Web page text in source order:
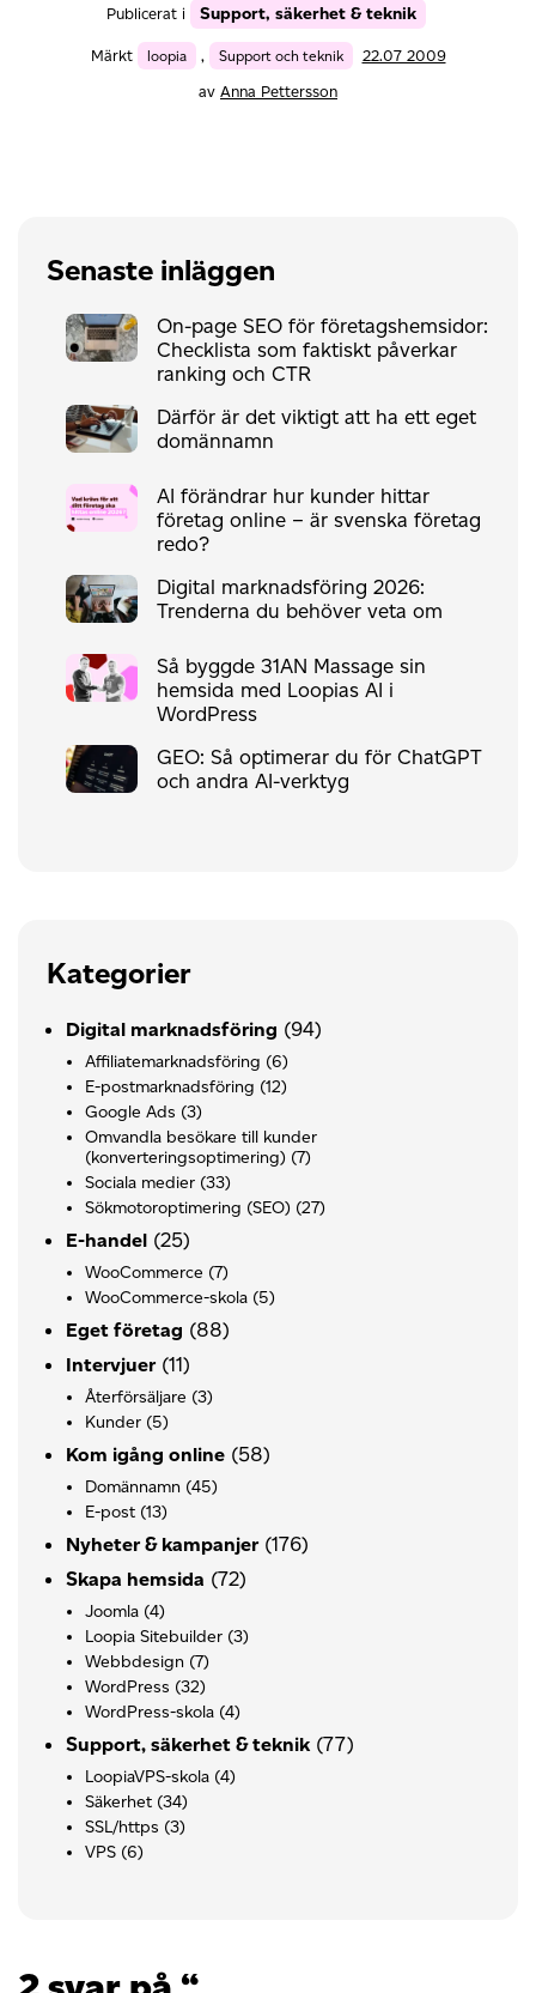
Publicerat i Support, säkerhet & teknik
Märkt loopia , Support och teknik
22.07 2009
av Anna Pettersson
Senaste inläggen
On-page SEO för företagshemsidor:
Checklista som faktiskt påverkar
ranking och CTR
Därför är det viktigt att ha ett eget
domännamn
AI förändrar hur kunder hittar
företag online – är svenska företag
redo?
Digital marknadsföring 2026:
Trenderna du behöver veta om
Så byggde 31AN Massage sin
hemsida med Loopias AI i
WordPress
GEO: Så optimerar du för ChatGPT
och andra AI-verktyg
Kategorier
Digital marknadsföring (94)
Affiliatemarknadsföring (6)
E-postmarknadsföring (12)
Google Ads (3)
Omvandla besökare till kunder
(konverteringsoptimering) (7)
Sociala medier (33)
Sökmotoroptimering (SEO) (27)
E-handel (25)
WooCommerce (7)
WooCommerce-skola (5)
Eget företag (88)
Intervjuer (11)
Återförsäljare (3)
Kunder (5)
Kom igång online (58)
Domännamn (45)
E-post (13)
Nyheter & kampanjer (176)
Skapa hemsida (72)
Joomla (4)
Loopia Sitebuilder (3)
Webbdesign (7)
WordPress (32)
WordPress-skola (4)
Support, säkerhet & teknik (77)
LoopiaVPS-skola (4)
Säkerhet (34)
SSL/https (3)
VPS (6)